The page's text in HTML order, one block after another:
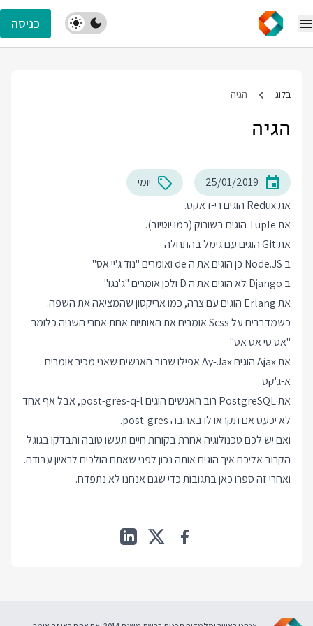
כניסה
בלוג הגיה
הגיה
25/01/2019
יומי
את Redux הוגים רי-דאקס.
את Tuple הוגים בשורוק (כמו יוטיוב).
את Git הוגים עם גימל בהתחלה.
ב Node.JS כן הוגים את ה de ואומרים "נוד ג'יי אס"
ב Django לא הוגים את ה D ולכן אומרים "ג'נגו"
את Erlang הוגים עם צרה, כמו אריקסון שהמציאה את השפה.
כשמדברים על Scss אומרים את האותיות אחת אחרי השניה כלומר
"אס סי אס אס"
את Ajax הוגים Ay-Jax אפילו שרוב האנשים שאני מכיר אומרים
א-ג'קס.
את PostgreSQL רוב האנשים הוגים post-gres-q-l, אבל אף אחד
לא יכעס אם תקראו לו באהבה post-gres.
ואם יש לכם טכנולוגיה אחרת בקורות חיים תעשו טובה ותבדקו בגוגל
הקרוב אליכם איך הוגים אותה נכון לפני שאתם הולכים לראיון עבודה.
ואחרי זה ספרו כאן בתגובות כדי שגם אנחנו לא נתפדח.